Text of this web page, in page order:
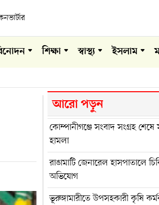
শিক্ষা স্বাস্থ্য ইসলাম
আরো পড়ুন
কোম্পানীগঞ্জে সংবাদ সংগ্রহ
হামলা
রাঙামাটি জেনারেল হাসপাতালে
অভিযোগ
ভূরুঙ্গামারীতে উপসহকারী কৃষি